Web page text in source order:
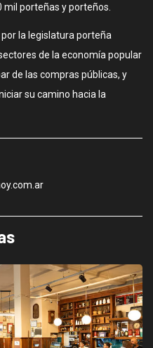
porteñas y porteños.
la legislatura porteña
de la economía popular
de las compras públicas, y
su camino hacia la